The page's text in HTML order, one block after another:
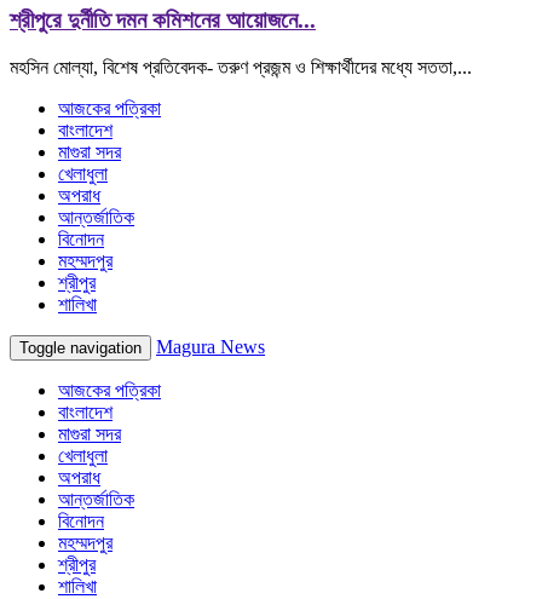
শ্রীপুরে দুর্নীতি দমন কমিশনের আয়োজনে...
মহসিন মোল্যা, বিশেষ প্রতিবেদক- তরুণ প্রজন্ম ও শিক্ষার্থীদের মধ্যে সততা,...
আজকের পত্রিকা
বাংলাদেশ
মাগুরা সদর
খেলাধুলা
অপরাধ
আন্তর্জাতিক
বিনোদন
মহম্মদপুর
শ্রীপুর
শালিখা
Toggle navigation Magura News
আজকের পত্রিকা
বাংলাদেশ
মাগুরা সদর
খেলাধুলা
অপরাধ
আন্তর্জাতিক
বিনোদন
মহম্মদপুর
শ্রীপুর
শালিখা